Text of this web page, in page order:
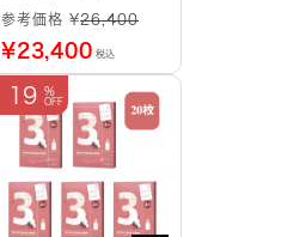
参考価格 ¥26,400
¥23,400 税込
19